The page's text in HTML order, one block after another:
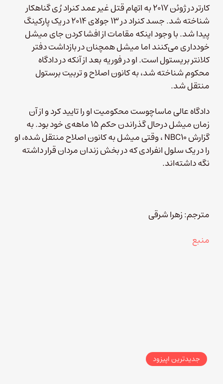
کارتر در ژوئن ۲۰۱۷ به اتهام قتل غیر عمد کنراد رُی گناهکار
شناخته شد. جسد کنراد در ۱۳ جولای ۲۰۱۴ در یک پارکینگ
پیدا شد. با وجود اینکه مقامات از افشا کردن جای میشل
خودداری می‌کنند اما میشل همچنان در بازداشت دفتر
کلانتر بریستول است. او در فوریه‌ بعد از آنکه در دادگاه
محکوم شناخته شد، به کانون اصلاح و تربیت برستول
منتقل شد.
دادگاه عالی ماساچوست محکومیت او را تایید کرد و از آن
زمان میشل درحال گذراندن حکم ۱۵ ماهه‌ی خود بود. به
گزارش NBC10 ، وقتی میشل به کانون اصلاح منتقل شده، او
را در یک سلول انفرادی که در بخش زندان مردان قرار داشته
نگه داشته‌اند.
مترجم: زهرا شرقی
منبع
جدیدترین اپیزود